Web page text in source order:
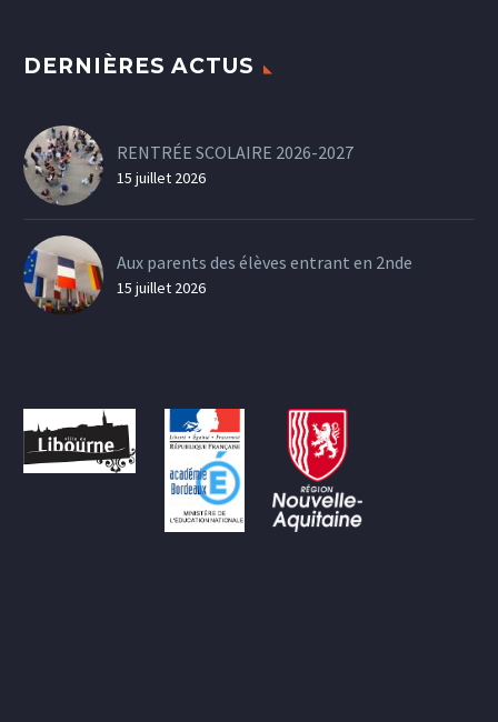
DERNIÈRES ACTUS
RENTRÉE SCOLAIRE 2026-2027
15 juillet 2026
Aux parents des élèves entrant en 2nde
15 juillet 2026